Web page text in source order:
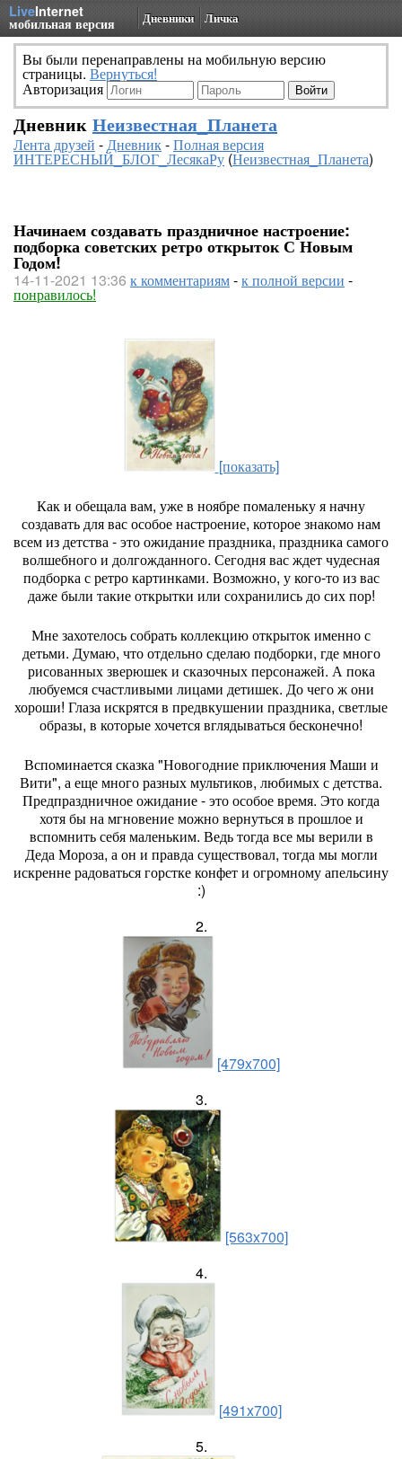
LiveInternet
мобильная версия Дневники Личка
Вы были перенаправлены на мобильную версию
страницы. Вернуться!
Авторизация
Дневник Неизвестная_Планета
Лента друзей -Дневник-Полная версия
ИНТЕРЕСНЫЙ_БЛОГ_ЛесякаРу(Неизвестная_Планета)
Начинаем создавать праздничное настроение:
подборка советских ретро открыток С Новым
Годом!
14-11-2021 13:36 к комментариям-к полной версии -
понравилось!
[показать]
Как и обещала вам, уже в ноябре помаленьку я начну
создавать для вас особое настроение, которое знакомо нам
всем из детства - это ожидание праздника, праздника самого
волшебного и долгожданного. Сегодня вас ждет чудесная
подборка с ретро картинками. Возможно, у кого-то из вас
даже были такие открытки или сохранились до сих пор!
Мне захотелось собрать коллекцию открыток именно с
детьми. Думаю, что отдельно сделаю подборки, где много
рисованных зверюшек и сказочных персонажей. А пока
любуемся счастливыми лицами детишек. До чего ж они
хороши! Глаза искрятся в предвкушении праздника, светлые
образы, в которые хочется вглядываться бесконечно!
Вспоминается сказка "Новогодние приключения Маши и
Вити", а еще много разных мультиков, любимых с детства.
Предпраздничное ожидание - это особое время. Это когда
хотя бы на мгновение можно вернуться в прошлое и
вспомнить себя маленьким. Ведь тогда все мы верили в
Деда Мороза, а он и правда существовал, тогда мы могли
искренне радоваться горстке конфет и огромному апельсину
:)
2.
[479x700]
3.
[563x700]
4.
[491x700]
5.